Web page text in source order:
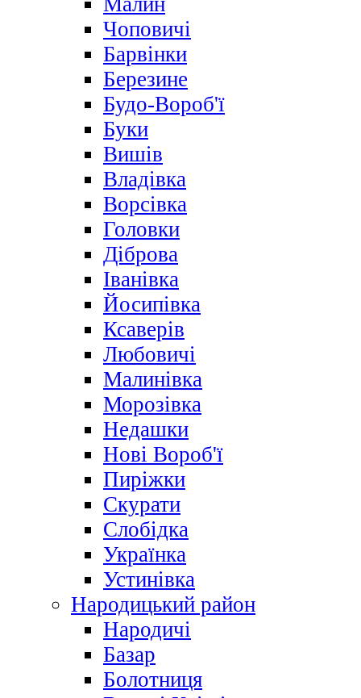
Чоповичі
Барвінки
Березине
Будо-Вороб'ї
Буки
Вишів
Владівка
Ворсівка
Головки
Діброва
Іванівка
Йосипівка
Ксаверів
Любовичі
Малинівка
Морозівка
Недашки
Нові Вороб'ї
Пиріжки
Скурати
Слобідка
Українка
Устинівка
Народицький район
Народичі
Базар
Болотниця